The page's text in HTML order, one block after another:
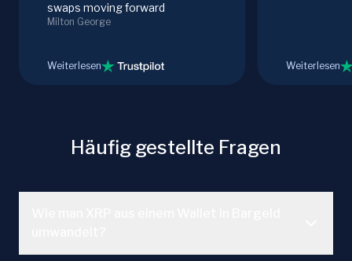
swaps moving forward
Milton George
Weiterlesen Weiterlesen
Häufig gestellte Fragen